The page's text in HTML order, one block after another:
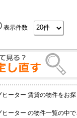
表示件数
ーター 賃貸の物件をお
ーター の物件一覧の中